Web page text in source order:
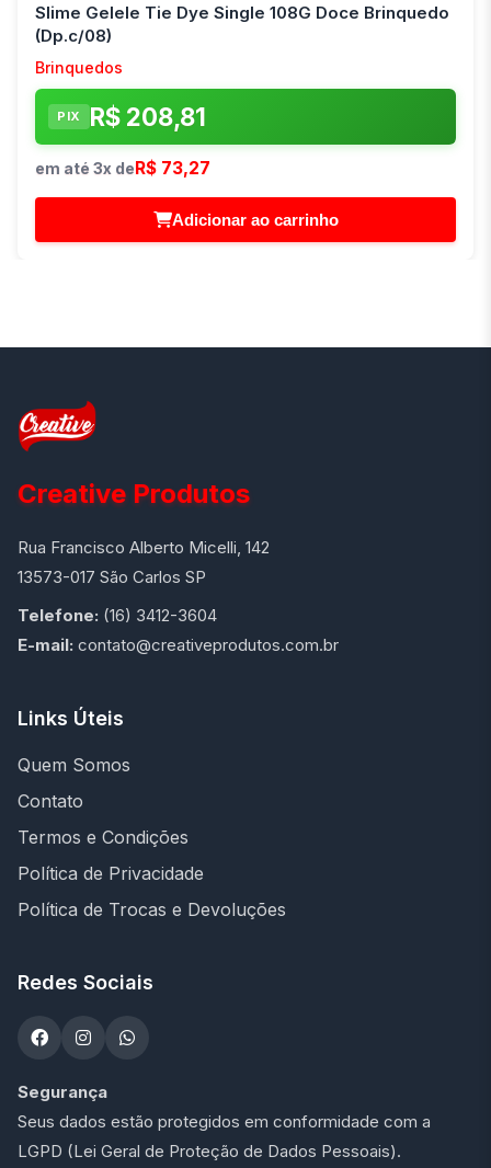
Slime Gelele Tie Dye Single 108G Doce Brinquedo
(Dp.c/08)
Brinquedos
PIX R$ 208,81
em até 3x deR$ 73,27
Adicionar ao carrinho
Creative Produtos
Rua Francisco Alberto Micelli, 142
13573-017 São Carlos SP
Telefone: (16) 3412-3604
E-mail: contato@creativeprodutos.com.br
Links Úteis
Quem Somos
Contato
Termos e Condições
Política de Privacidade
Política de Trocas e Devoluções
Redes Sociais
Segurança
Seus dados estão protegidos em conformidade com a
LGPD (Lei Geral de Proteção de Dados Pessoais).